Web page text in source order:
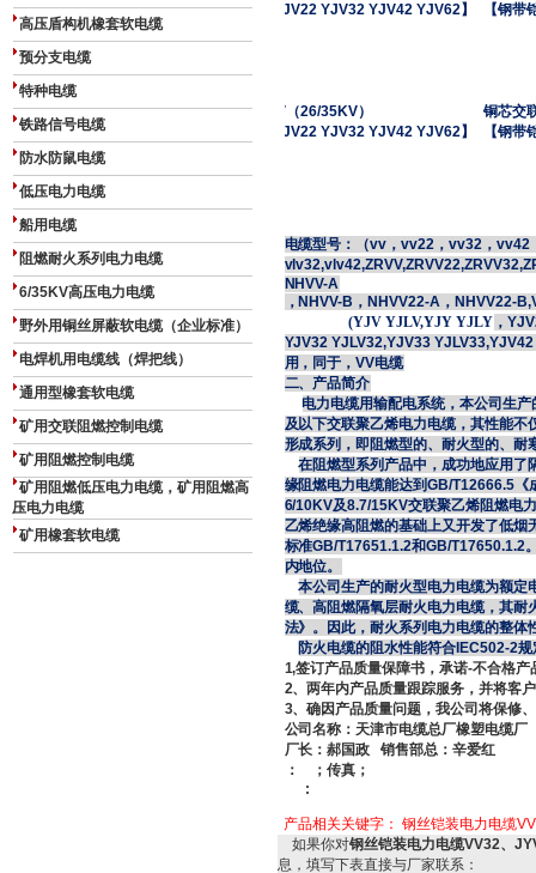
高压盾构机橡套软电缆
预分支电缆
特种电缆
铁路信号电缆
防水防鼠电缆
低压电力电缆
船用电缆
阻燃耐火系列电力电缆
6/35KV高压电力电缆
野外用铜丝屏蔽软电缆（企业标准）
电焊机用电缆线（焊把线）
通用型橡套软电缆
矿用交联阻燃控制电缆
矿用阻燃控制电缆
矿用阻燃低压电力电缆，矿用阻燃高
压电力电缆
矿用橡套软电缆
【YJV22 YJV32 YJV42 YJV62】
【钢带
YJV（26/35KV）
【YJV22 YJV32 YJV42 YJV62】
铜芯交
【钢带
电缆型号：（vv，vv22，vv32，
NHVV-A
， NHVV-B ，NHVV22-A，NHVV22-
(YJV YJLV,YJY YJLY ，
YJV32 YJLV32,YJV33
用，同于，VV电缆
二、产品简介
电力电缆用输配电系统，本公司生
及以下交联聚乙烯电力电缆，其性能
形成系列，即阻燃型的、耐火型的、耐
在阻燃型系列产品中，成功地应用了
缘阻燃电力电缆能达到GB/T12666.5
6/10KV及8.7/15KV交联聚乙烯阻燃电
乙烯绝缘高阻燃的基础上又开发了低
标准GB/T17651.1.2和GB/T17650.1.2
内地位。
本公司生产的耐火型电力电缆为额定
缆、高阻燃隔氧层耐火电力电缆，其
法》。因此，耐火系列电力电缆的整体
防火电缆的阻水性能符合 IEC502-2规
1,签订产品质量保障书，承诺-不合格产
2、两年内产品质量跟踪服务，并将客
3、确因产品质量问题，我公司将保修
公司名称：天津市电缆总厂橡塑电缆
厂长：郝国政
销售部总：辛爱红
：
；传真；
:
产品相关关键字：钢丝铠装电力电缆
如果你对钢丝铠装电力电缆VV32、
息，填写下表直接与厂家联系：